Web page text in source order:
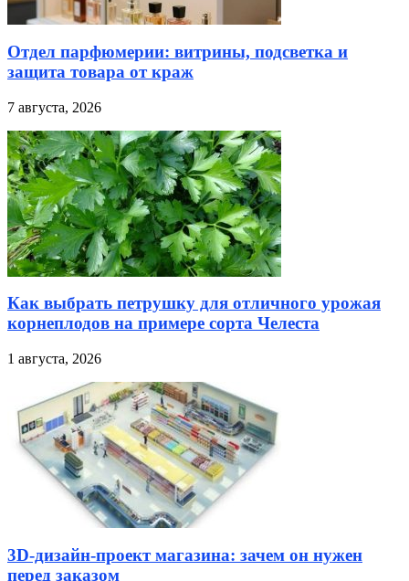
Отдел парфюмерии: витрины, подсветка и
защита товара от краж
7 августа, 2026
Как выбрать петрушку для отличного урожая
корнеплодов на примере сорта Челеста
1 августа, 2026
3D-дизайн-проект магазина: зачем он нужен
перед заказом